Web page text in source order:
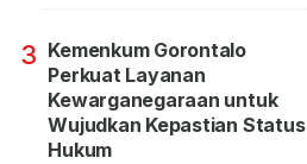
3 Kemenkum Gorontalo
Perkuat Layanan
Kewarganegaraan untuk
Wujudkan Kepastian Status
Hukum